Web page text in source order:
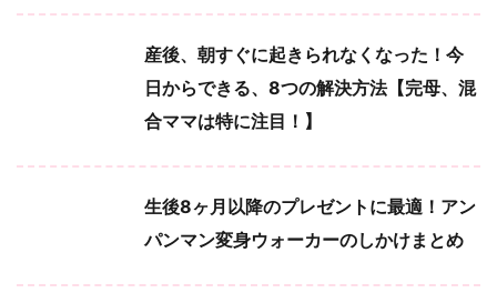
産後、朝すぐに起きられなくなった！今
日からできる、8つの解決方法【完母、混
合ママは特に注目！】
生後8ヶ月以降のプレゼントに最適！アン
パンマン変身ウォーカーのしかけまとめ